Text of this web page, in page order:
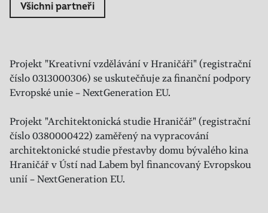
Všichni partneři
Projekt "Kreativní vzdělávání v Hraničáři" (registrační
číslo 0313000306) se uskutečňuje za finanční podpory
Evropské unie – NextGeneration EU.
Projekt "Architektonická studie Hraničář" (registrační
číslo 0380000422) zaměřený na vypracování
architektonické studie přestavby domu bývalého kina
Hraničář v Ústí nad Labem byl financovaný Evropskou
unií – NextGeneration EU.